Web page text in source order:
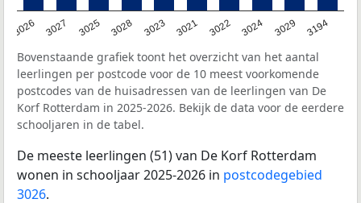
3026 3027 3025 3028 3023 3021 3022 3024 3029 3194
Bovenstaande grafiek toont het overzicht van het aantal
leerlingen per postcode voor de 10 meest voorkomende
postcodes van de huisadressen van de leerlingen van De
Korf Rotterdam in 2025-2026. Bekijk de data voor de eerdere
schooljaren in de tabel.
De meeste leerlingen (51) van De Korf Rotterdam
wonen in schooljaar 2025-2026 in postcodegebied
3026.